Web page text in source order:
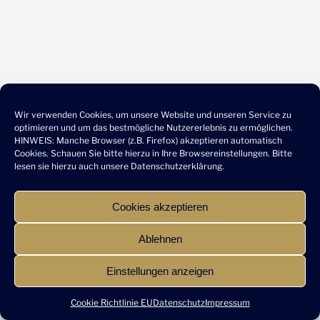
Wir verwenden Cookies, um unsere Website und unseren Service zu
optimieren und um das bestmögliche Nutzererlebnis zu ermöglichen.
HINWEIS: Manche Browser (z.B. Firefox) akzeptieren automatisch
Cookies. Schauen Sie bitte hierzu in Ihre Browsereinstellungen. Bitte
lesen sie hierzu auch unsere Datenschutzerklärung.
Cookies akzeptieren
Ablehnen
Einstellungen anzeigen
Cookie Richtlinie EUDatenschutzImpressum